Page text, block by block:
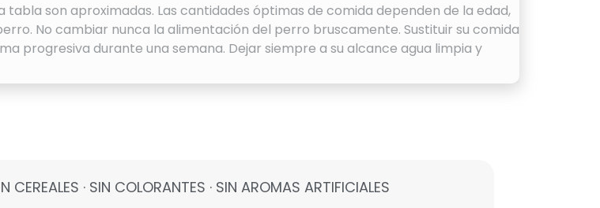
tabla son aproximadas. Las cantidades óptimas de comida dependen de la edad,
No cambiar nunca la alimentación del perro bruscamente. Sustituir su comida
progresiva durante una semana. Dejar siempre a su alcance agua limpia y
CEREALES · SIN COLORANTES · SIN AROMAS ARTIFICIALES